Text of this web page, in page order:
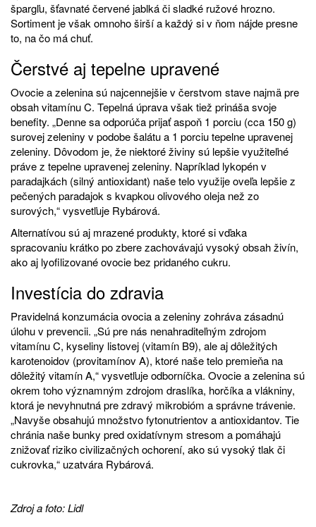
špargľu, šťavnaté červené jablká či sladké ružové hrozno.
Sortiment je však omnoho širší a každý si v ňom nájde presne
to, na čo má chuť.
Čerstvé aj tepelne upravené
Ovocie a zelenina sú najcennejšie v čerstvom stave najmä pre
obsah vitamínu C. Tepelná úprava však tiež prináša svoje
benefity. „Denne sa odporúča prijať aspoň 1 porciu (cca 150 g)
surovej zeleniny v podobe šalátu a 1 porciu tepelne upravenej
zeleniny. Dôvodom je, že niektoré živiny sú lepšie využiteľné
práve z tepelne upravenej zeleniny. Napríklad lykopén v
paradajkách (silný antioxidant) naše telo využije oveľa lepšie z
pečených paradajok s kvapkou olivového oleja než zo
surových,“ vysvetľuje Rybárová.
Alternatívou sú aj mrazené produkty, ktoré si vďaka
spracovaniu krátko po zbere zachovávajú vysoký obsah živín,
ako aj lyofilizované ovocie bez pridaného cukru.
Investícia do zdravia
Pravidelná konzumácia ovocia a zeleniny zohráva zásadnú
úlohu v prevencii. „Sú pre nás nenahraditeľným zdrojom
vitamínu C, kyseliny listovej (vitamín B9), ale aj dôležitých
karotenoidov (provitamínov A), ktoré naše telo premieňa na
dôležitý vitamín A,“ vysvetľuje odborníčka. Ovocie a zelenina sú
okrem toho významným zdrojom draslíka, horčíka a vlákniny,
ktorá je nevyhnutná pre zdravý mikrobióm a správne trávenie.
„Navyše obsahujú množstvo fytonutrientov a antioxidantov. Tie
chránia naše bunky pred oxidatívnym stresom a pomáhajú
znižovať riziko civilizačných ochorení, ako sú vysoký tlak či
cukrovka,“ uzatvára Rybárová.
Zdroj a foto: Lidl